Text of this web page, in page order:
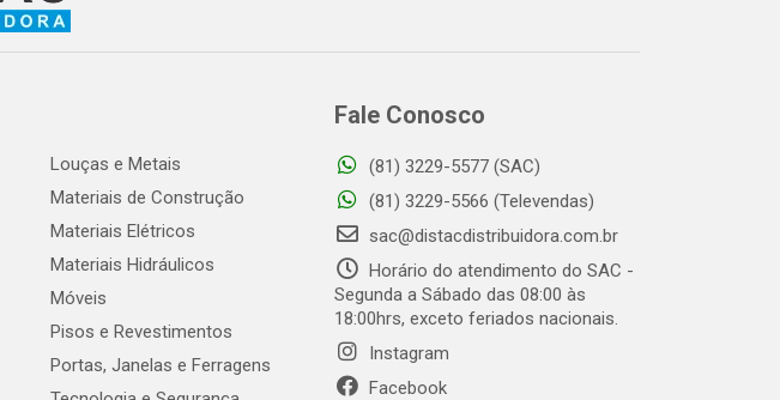
Louças e Metais
Materiais de Construção
Materiais Elétricos
Materiais Hidráulicos
Móveis
Pisos e Revestimentos
Portas, Janelas e Ferragens
Fale Conosco
(81) 3229-5577 (SAC)
(81) 3229-5566 (Televendas)
sac@distacdistribuidora.com.br
Horário do atendimento do SAC -
Segunda a Sábado das 08:00 às
18:00hrs, exceto feriados nacionais.
Instagram
Facebook